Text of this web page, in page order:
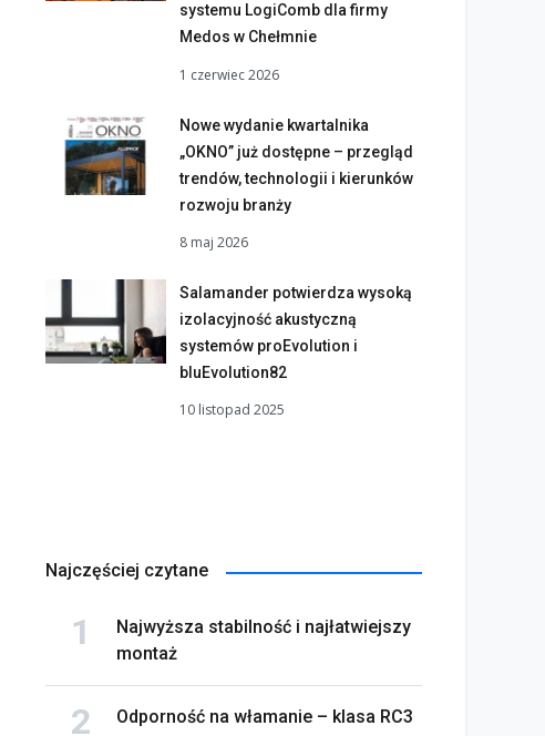
systemu LogiComb dla firmy
Medos w Chełmnie
1 czerwiec 2026
Nowe wydanie kwartalnika
„OKNO” już dostępne – przegląd
trendów, technologii i kierunków
rozwoju branży
8 maj 2026
Salamander potwierdza wysoką
izolacyjność akustyczną
systemów proEvolution i
bluEvolution82
10 listopad 2025
Najczęściej czytane
Najwyższa stabilność i najłatwiejszy
montaż
Odporność na włamanie – klasa RC3